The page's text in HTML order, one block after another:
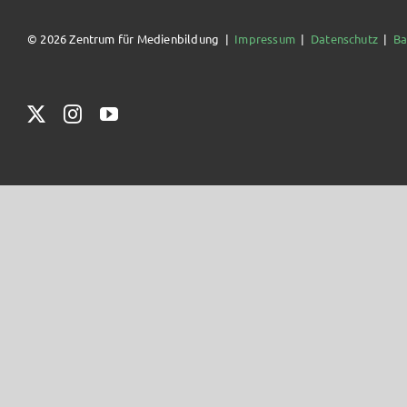
© 2026 Zentrum für Medienbildung | Impressum| Datenschutz |